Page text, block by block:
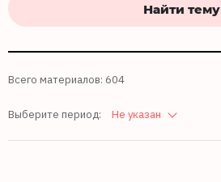
Найти тему
Всего материалов: 604
Выберите период: Не указан